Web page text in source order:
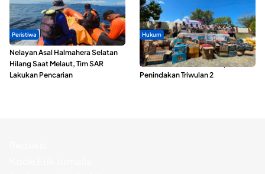
Peristiwa
Nelayan Asal Halmahera Selatan
Hilang Saat Melaut, Tim SAR
Lakukan Pencarian
Hukum
Polda Maluku Utara Musnahkan
Ribuan Liter Miras Hasil Operasi
Penindakan Triwulan 2